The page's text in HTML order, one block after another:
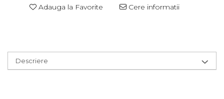
Adauga la Favorite Cere informatii
Descriere